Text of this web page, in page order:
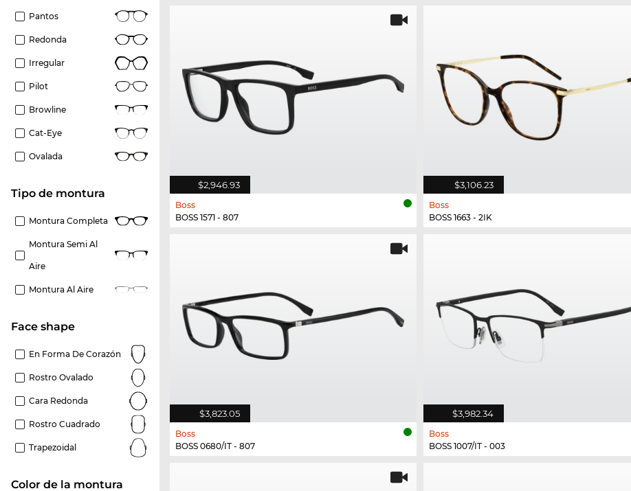
Pantos
Redonda
Irregular
Pilot
Browline
Cat-Eye
Ovalada
Tipo de montura
Montura Completa
Montura Semi Al
Aire
Montura Al Aire
Face shape
En Forma De Corazón
Rostro Ovalado
Cara Redonda
Rostro Cuadrado
Trapezoidal
Color de la montura
$2,946.93
Boss
BOSS 1571 - 807
$3,106.23
Boss
BOSS 1663 - 2IK
$3,823.05
Boss
BOSS 0680/IT - 807
$3,982.34
Boss
BOSS 1007/IT - 003